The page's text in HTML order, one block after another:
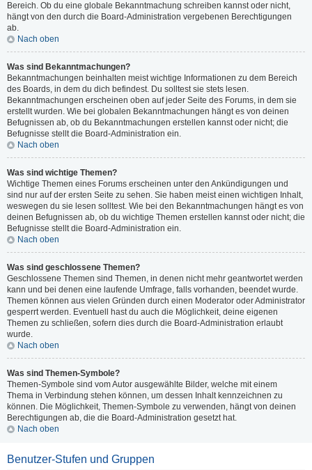
Bereich. Ob du eine globale Bekanntmachung schreiben kannst oder nicht,
hängt von den durch die Board-Administration vergebenen Berechtigungen
ab.
Nach oben
Was sind Bekanntmachungen?
Bekanntmachungen beinhalten meist wichtige Informationen zu dem Bereich
des Boards, in dem du dich befindest. Du solltest sie stets lesen.
Bekanntmachungen erscheinen oben auf jeder Seite des Forums, in dem sie
erstellt wurden. Wie bei globalen Bekanntmachungen hängt es von deinen
Befugnissen ab, ob du Bekanntmachungen erstellen kannst oder nicht; die
Befugnisse stellt die Board-Administration ein.
Nach oben
Was sind wichtige Themen?
Wichtige Themen eines Forums erscheinen unter den Ankündigungen und
sind nur auf der ersten Seite zu sehen. Sie haben meist einen wichtigen Inhalt,
weswegen du sie lesen solltest. Wie bei den Bekanntmachungen hängt es von
deinen Befugnissen ab, ob du wichtige Themen erstellen kannst oder nicht; die
Befugnisse stellt die Board-Administration ein.
Nach oben
Was sind geschlossene Themen?
Geschlossene Themen sind Themen, in denen nicht mehr geantwortet werden
kann und bei denen eine laufende Umfrage, falls vorhanden, beendet wurde.
Themen können aus vielen Gründen durch einen Moderator oder Administrator
gesperrt werden. Eventuell hast du auch die Möglichkeit, deine eigenen
Themen zu schließen, sofern dies durch die Board-Administration erlaubt
wurde.
Nach oben
Was sind Themen-Symbole?
Themen-Symbole sind vom Autor ausgewählte Bilder, welche mit einem
Thema in Verbindung stehen können, um dessen Inhalt kennzeichnen zu
können. Die Möglichkeit, Themen-Symbole zu verwenden, hängt von deinen
Berechtigungen ab, die die Board-Administration gesetzt hat.
Nach oben
Benutzer-Stufen und Gruppen